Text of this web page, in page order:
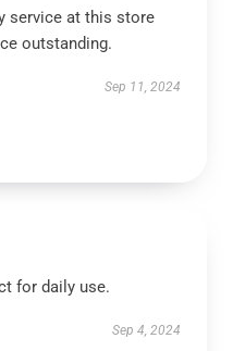
service at this store
outstanding.
Sep 11, 2024
for daily use.
Sep 4, 2024